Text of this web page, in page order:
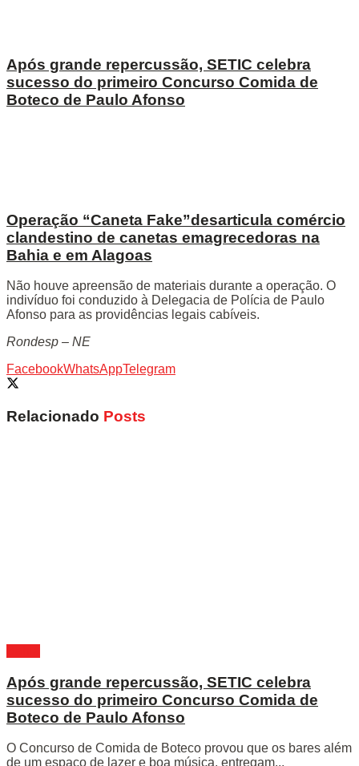
Após grande repercussão, SETIC celebra
sucesso do primeiro Concurso Comida de
Boteco de Paulo Afonso
Operação “Caneta Fake”desarticula comércio
clandestino de canetas emagrecedoras na
Bahia e em Alagoas
Não houve apreensão de materiais durante a operação. O
indivíduo foi conduzido à Delegacia de Polícia de Paulo
Afonso para as providências legais cabíveis.
Rondesp – NE
FacebookWhatsAppTelegram
Relacionado Posts
Após grande repercussão, SETIC celebra
sucesso do primeiro Concurso Comida de
Boteco de Paulo Afonso
O Concurso de Comida de Boteco provou que os bares além
de um espaço de lazer e boa música, entregam...